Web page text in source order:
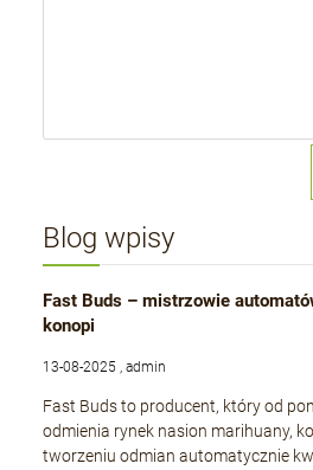
Blog wpisy
Fast Buds – mistrzowie
konopi
13-08-2025 , admin
Fast Buds to producent, który od
odmienia rynek nasion marihuany,
tworzeniu odmian automatycznie